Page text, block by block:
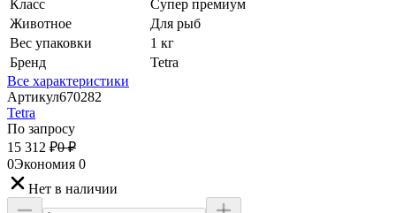
Класс
Супер премиум
Животное
Для рыб
Вес упаковки
1 кг
Бренд
Tetra
Все характеристики
Артикул670282
Tetra
По запросу
15 312 ₽0 ₽
0Экономия 0
Нет в наличии